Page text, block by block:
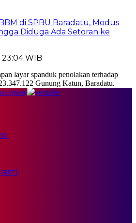
di SPBU Baradatu, Modus
Diduga Ada Setoran ke
WIB
layar spanduk penolakan terhadap
Gunung Katun, Baradatu.